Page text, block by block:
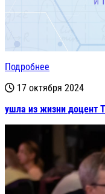
Подробнее
17 октября 2024
ушла из жизни доцент